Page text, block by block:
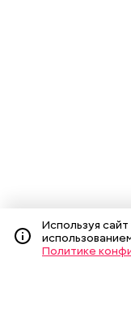
Используя
Политике